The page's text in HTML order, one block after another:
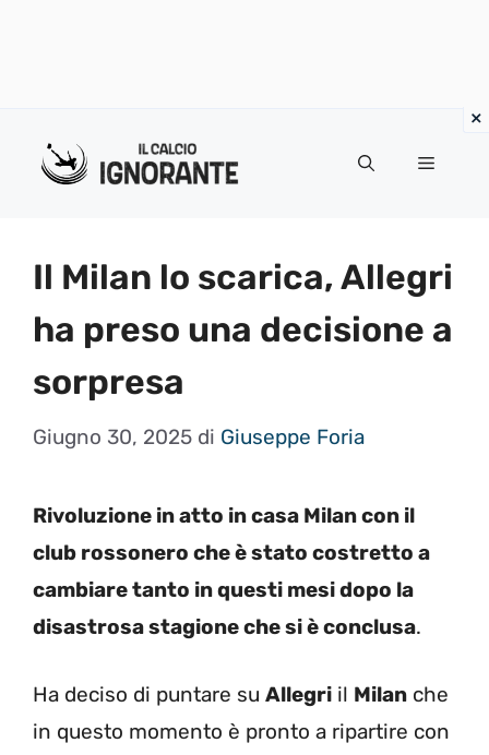
Menu
Il Milan lo scarica, Allegri
ha preso una decisione a
sorpresa
Giugno 30, 2025 di Giuseppe Foria
Rivoluzione in atto in casa Milan con il
club rossonero che è stato costretto a
cambiare tanto in questi mesi dopo la
disastrosa stagione che si è conclusa.
Ha deciso di puntare su Allegri il Milan che
in questo momento è pronto a ripartire con